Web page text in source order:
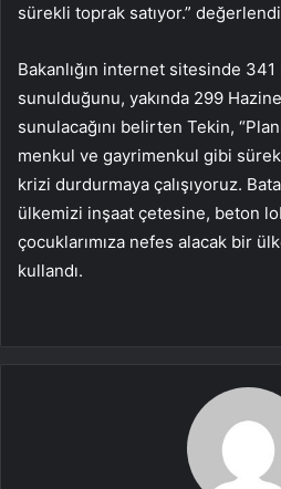
sürekli toprak satıyor.”
Bakanlığın internet sitesinde
sunulduğunu, yakında 299
sunulacağını belirten Tekin,
menkul ve gayrimenkul gibi
krizi durdurmaya çalışıyoruz.
ülkemizi inşaat çetesine, beton
çocuklarımıza nefes alacak bir
kullandı.